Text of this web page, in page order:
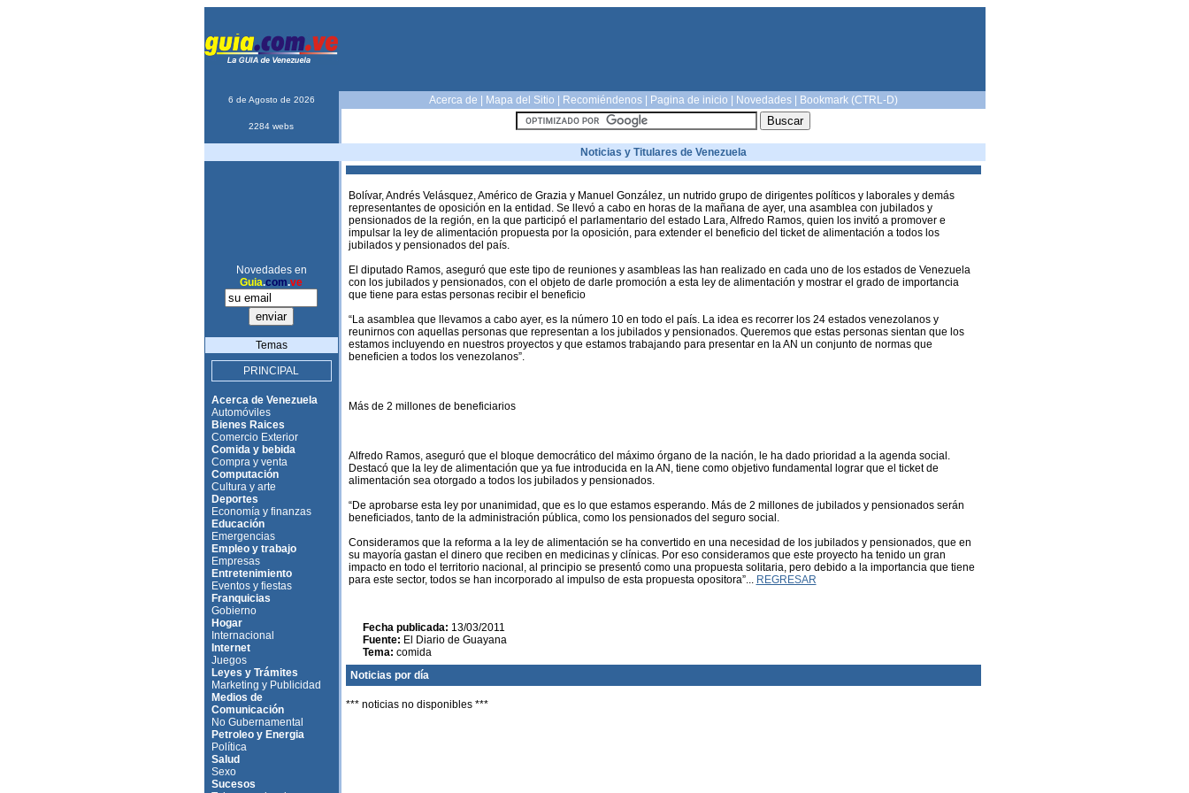
6 de Agosto de 2026 Acerca de Mapa del Sitio Recomiéndenos| Pagina de inicio Novedades| Bookmark (CTRL-D)
2284 webs
Noticias y Titulares de Venezuela
Novedades en
Guia.com.ve
Temas
PRINCIPAL
Acerca de Venezuela
Automóviles
Bienes Raices
Comercio Exterior
Comida y bebida
Compra y venta
Computación
Cultura y arte
Deportes
Economía y finanzas
Educación
Emergencias
Empleo y trabajo
Empresas
Entretenimiento
Eventos y fiestas
Franquicias
Gobierno
Hogar
Internacional
Internet
Juegos
Leyes y Trámites
Marketing y Publicidad
Medios de
Comunicación
No Gubernamental
Petroleo y Energia
Política
Salud
Sexo
Sucesos
Bolívar, Andrés Velásquez, Américo de Grazia y Manuel González, un nutrido grupo de dirigentes políticos y laborales y demás
representantes de oposición en la entidad. Se llevó a cabo en horas de la mañana de ayer, una asamblea con jubilados y
pensionados de la región, en la que participó el parlamentario del estado Lara, Alfredo Ramos, quien los invitó a promover e
impulsar la ley de alimentación propuesta por la oposición, para extender el beneficio del ticket de alimentación a todos los
jubilados y pensionados del país.
El diputado Ramos, aseguró que este tipo de reuniones y asambleas las han realizado en cada uno de los estados de Venezuela
con los jubilados y pensionados, con el objeto de darle promoción a esta ley de alimentación y mostrar el grado de importancia
que tiene para estas personas recibir el beneficio
“La asamblea que llevamos a cabo ayer, es la número 10 en todo el país. La idea es recorrer los 24 estados venezolanos y
reunirnos con aquellas personas que representan a los jubilados y pensionados. Queremos que estas personas sientan que los
estamos incluyendo en nuestros proyectos y que estamos trabajando para presentar en la AN un conjunto de normas que
beneficien a todos los venezolanos”.
Más de 2 millones de beneficiarios
Alfredo Ramos, aseguró que el bloque democrático del máximo órgano de la nación, le ha dado prioridad a la agenda social.
Destacó que la ley de alimentación que ya fue introducida en la AN, tiene como objetivo fundamental lograr que el ticket de
alimentación sea otorgado a todos los jubilados y pensionados.
“De aprobarse esta ley por unanimidad, que es lo que estamos esperando. Más de 2 millones de jubilados y pensionados serán
beneficiados, tanto de la administración pública, como los pensionados del seguro social.
Consideramos que la reforma a la ley de alimentación se ha convertido en una necesidad de los jubilados y pensionados, que en
su mayoría gastan el dinero que reciben en medicinas y clínicas. Por eso consideramos que este proyecto ha tenido un gran
impacto en todo el territorio nacional, al principio se presentó como una propuesta solitaria, pero debido a la importancia que tiene
para este sector, todos se han incorporado al impulso de esta propuesta opositora”... REGRESAR
Fecha publicada: 13/03/2011
Fuente: El Diario de Guayana
Tema: comida
Noticias por día
*** noticias no disponibles ***